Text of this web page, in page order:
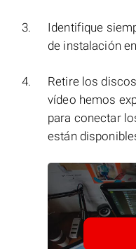
Identifique
de instalación
Retire los
vídeo hemos
para conectar
están